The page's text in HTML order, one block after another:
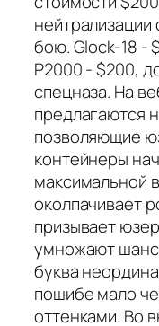
нейтрализации
бою. Glock-18 -
P2000 - $200,
спецназа. На
предлагаются
позволяющие
контейнеры
максимальной
околпачивает
призывает
умножают
буква
пошибе мало
оттенками. Во